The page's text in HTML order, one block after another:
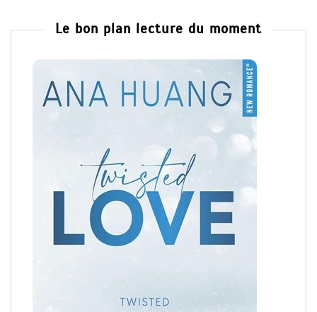
Le bon plan lecture du moment